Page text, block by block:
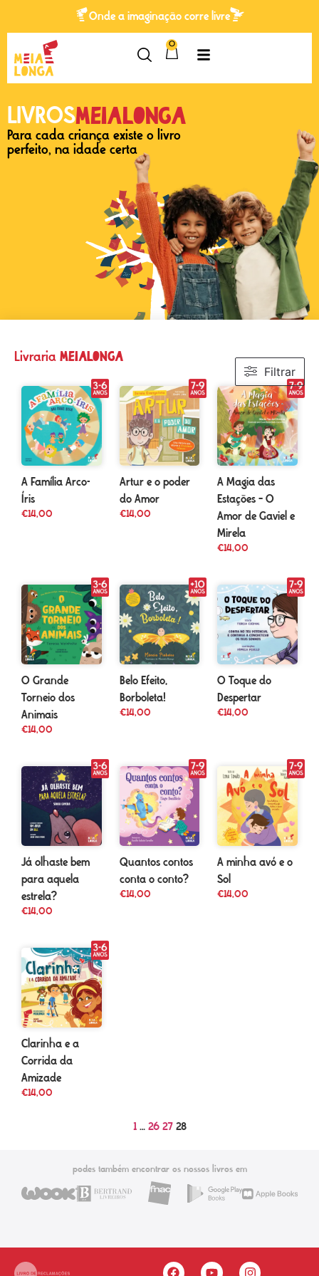
Onde a imaginação corre livre
0
LIVROSMeialonga
Para cada criança existe o livro
perfeito, na idade certa
Filtrar
Livraria meialonga
A Família Arco-
Íris
€14,00
Artur e o poder
do Amor
€14,00
A Magia das
Estações – O
Amor de Gaviel e
Mirela
€14,00
O Grande
Torneio dos
Animais
€14,00
Belo Efeito,
Borboleta!
€14,00
O Toque do
Despertar
€14,00
Já olhaste bem
para aquela
estrela?
€14,00
Quantos contos
conta o conto?
€14,00
A minha avó e o
Sol
€14,00
Clarinha e a
Corrida da
Amizade
€14,00
1 … 26 27 28
podes também encontrar os nossos livros em